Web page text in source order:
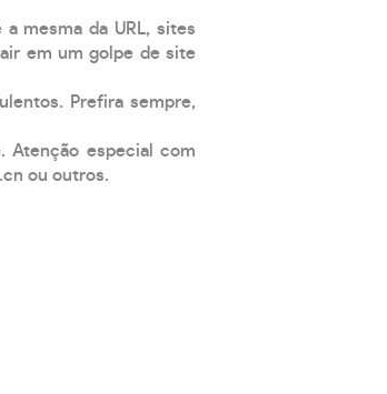
mesma da URL, sites
em um golpe de site
Prefira sempre,
Atenção especial com
ou outros.